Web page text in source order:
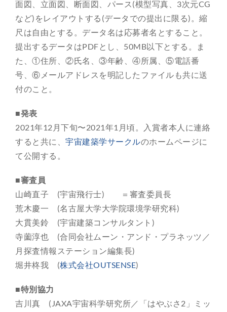
面図、立面図、断面図、パース(模型写真、3次元CG
など)をレイアウトする(データでの提出に限る)。縮
尺は自由とする。データ名は応募者名とすること。
提出するデータはPDFとし、50MB以下とする。ま
た、①住所、②氏名、③年齢、④所属、⑤電話番
号、⑥メールアドレスを明記したファイルも共に送
付のこと。
■発表
2021年12月下旬〜2021年1月頃。入賞者本人に連絡
すると共に、 宇宙建築学サークルのホームページに
て公開する。
■審査員
山崎直子 (宇宙飛行士) ＝審査委員長
荒木慶一 (名古屋大学大学院環境学研究科)
大貫美鈴 (宇宙建築コンサルタント)
寺薗淳也 (合同会社ムーン・アンド・プラネッツ／
月探査情報ステーション編集長)
堀井柊我 (株式会社OUTSENSE)
■特別協力
吉川真 (JAXA宇宙科学研究所／「はやぶさ2」ミッ